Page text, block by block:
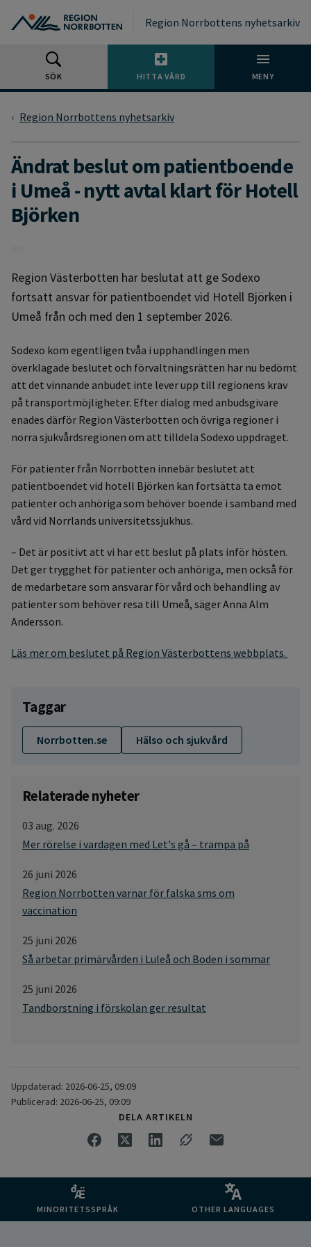
Region Norrbottens nyhetsarkiv
SÖK HITTA VÅRD MENY
Region Norrbottens nyhetsarkiv
Ändrat beslut om patientboende
i Umeå - nytt avtal klart för Hotell
Björken
Region Västerbotten har beslutat att ge Sodexo
fortsatt ansvar för patientboendet vid Hotell Björken i
Umeå från och med den 1 september 2026.
Sodexo kom egentligen tvåa i upphandlingen men
överklagade beslutet och förvaltningsrätten har nu bedömt
att det vinnande anbudet inte lever upp till regionens krav
på transportmöjligheter. Efter dialog med anbudsgivare
enades därför Region Västerbotten och övriga regioner i
norra sjukvårdsregionen om att tilldela Sodexo uppdraget.
För patienter från Norrbotten innebär beslutet att
patientboendet vid hotell Björken kan fortsätta ta emot
patienter och anhöriga som behöver boende i samband med
vård vid Norrlands universitetssjukhus.
– Det är positivt att vi har ett beslut på plats inför hösten.
Det ger trygghet för patienter och anhöriga, men också för
de medarbetare som ansvarar för vård och behandling av
patienter som behöver resa till Umeå, säger Anna Alm
Andersson.
Läs mer om beslutet på Region Västerbottens webbplats.
Taggar
Norrbotten.se Hälso och sjukvård
Relaterade nyheter
03 aug. 2026
Mer rörelse i vardagen med Let's gå – trampa på
26 juni 2026
Region Norrbotten varnar för falska sms om
vaccination
25 juni 2026
Så arbetar primärvården i Luleå och Boden i sommar
25 juni 2026
Tandborstning i förskolan ger resultat
Uppdaterad: 2026-06-25, 09:09
Publicerad: 2026-06-25, 09:09
DELA ARTIKELN
MINORITETSSPRÅK OTHER LANGUAGES